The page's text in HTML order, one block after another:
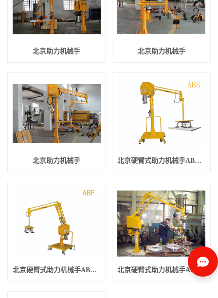
北京助力机械手 北京助力机械手
北京助力机械手 北京硬臂式助力机械手ABS型-4
北京硬臂式助力机械手ABF型-1 北京硬臂式助力机械手ABF机型-2